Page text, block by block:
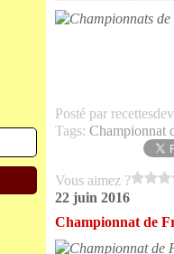
Posté par
Tags: Championnat
Vous aimez ?
22 juin 2016
Championnat de